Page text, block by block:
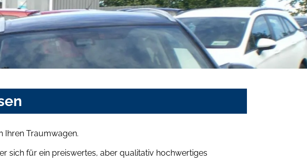
Ihren Traumwagen.
sich für ein preiswertes, aber qualitativ hochwertiges